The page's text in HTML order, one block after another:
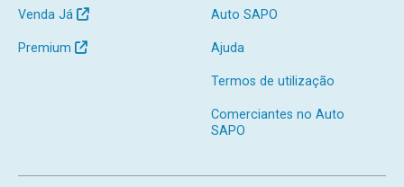
Venda Já
Premium
Auto SAPO
Ajuda
Termos de utilização
Comerciantes no Auto
SAPO